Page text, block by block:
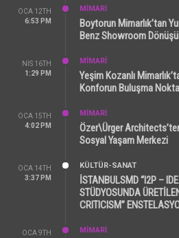
OCA 12TH
6:53 PM
MİMARİ
Boytorun Mimarlık’tan
Benz Showroom
NIS 16TH
1:29 PM
MİMARİ
Yeşim Kozanlı
Konforun Buluşma
OCA 15TH
4:02 PM
MİMARİ
Özer\Ürger
Sosyal Yaşam Merkezi
OCA 14TH
3:37 PM
KÜLTÜR-SANAT
İSTANBULSMD “I2P –
STÜDYOSUNDA
CRITICISM”
OCA 9TH
MİMARİ